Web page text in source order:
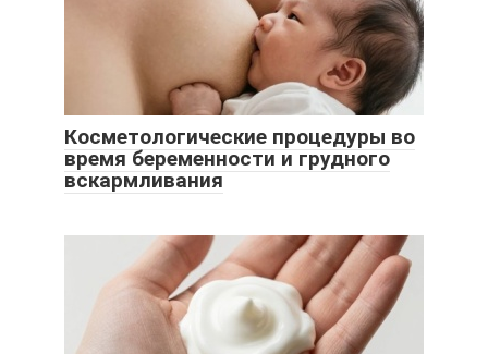
Косметологические процедуры во
время беременности и грудного
вскармливания